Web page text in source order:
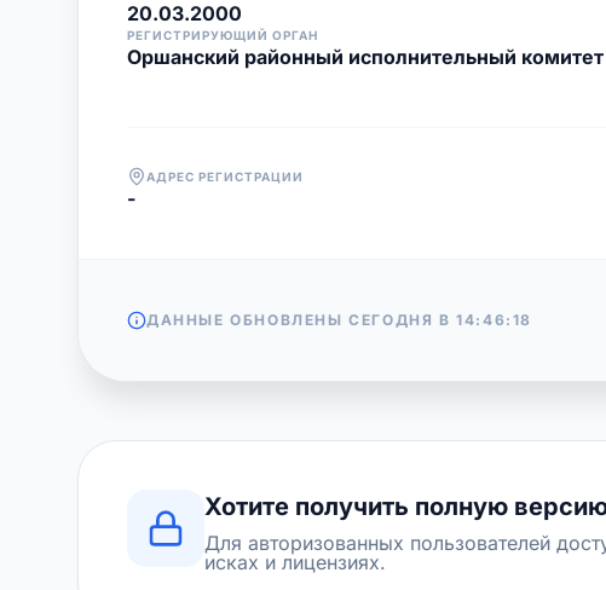
20.03.2000
РЕГИСТРИРУЮЩИЙ ОРГАН
Оршанский районный исполнительный комитет
АДРЕС РЕГИСТРАЦИИ
-
ДАННЫЕ ОБНОВЛЕНЫ СЕГОДНЯ В14:46:18
Хотите получить полную
Для авторизованных пользователей
исках и лицензиях.